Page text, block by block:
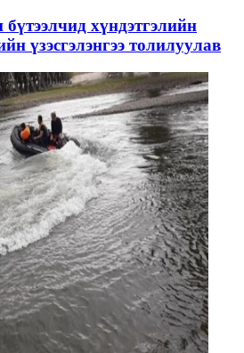
хүндэтгэлийн
үзэсгэлэнгээ толилуулав